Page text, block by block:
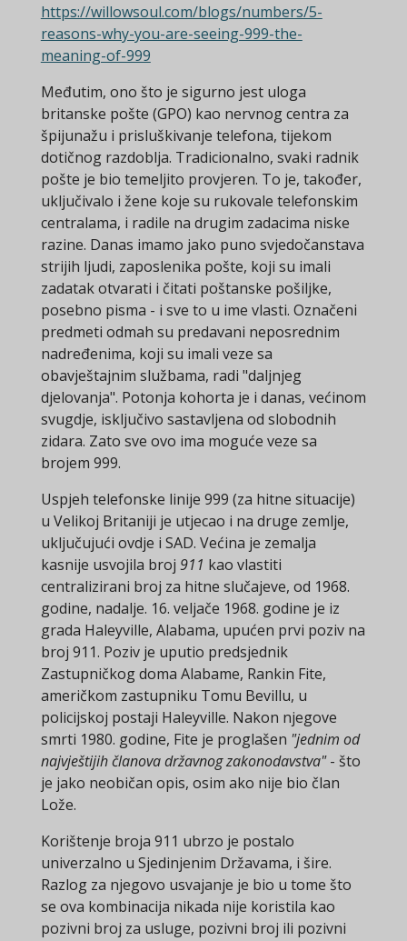
https://willowsoul.com/blogs/numbers/5-
reasons-why-you-are-seeing-999-the-
meaning-of-999
Međutim, ono što je sigurno jest uloga
britanske pošte (GPO) kao nervnog centra za
špijunažu i prisluškivanje telefona, tijekom
dotičnog razdoblja. Tradicionalno, svaki radnik
pošte je bio temeljito provjeren. To je, također,
uključivalo i žene koje su rukovale telefonskim
centralama, i radile na drugim zadacima niske
razine. Danas imamo jako puno svjedočanstava
strijih ljudi, zaposlenika pošte, koji su imali
zadatak otvarati i čitati poštanske pošiljke,
posebno pisma - i sve to u ime vlasti. Označeni
predmeti odmah su predavani neposrednim
nadređenima, koji su imali veze sa
obavještajnim službama, radi "daljnjeg
djelovanja". Potonja kohorta je i danas, većinom
svugdje, isključivo sastavljena od slobodnih
zidara. Zato sve ovo ima moguće veze sa
brojem 999.
Uspjeh telefonske linije 999 (za hitne situacije)
u Velikoj Britaniji je utjecao i na druge zemlje,
uključujući ovdje i SAD. Većina je zemalja
kasnije usvojila broj 911 kao vlastiti
centralizirani broj za hitne slučajeve, od 1968.
godine, nadalje. 16. veljače 1968. godine je iz
grada Haleyville, Alabama, upućen prvi poziv na
broj 911. Poziv je uputio predsjednik
Zastupničkog doma Alabame, Rankin Fite,
američkom zastupniku Tomu Bevillu, u
policijskoj postaji Haleyville. Nakon njegove
smrti 1980. godine, Fite je proglašen "jednim od
najvještijih članova državnog zakonodavstva"- što
je jako neobičan opis, osim ako nije bio član
Lože.
Korištenje broja 911 ubrzo je postalo
univerzalno u Sjedinjenim Državama, i šire.
Razlog za njegovo usvajanje je bio u tome što
se ova kombinacija nikada nije koristila kao
pozivni broj za usluge, pozivni broj ili pozivni